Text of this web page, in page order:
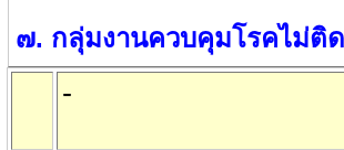
๗. กลุ่มงานควบคุมโรคไม่ติ
-